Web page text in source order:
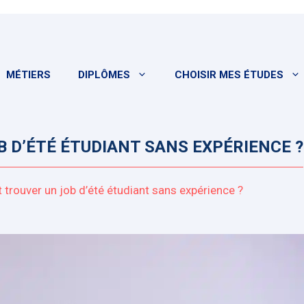
MÉTIERS DIPLÔMES CHOISIR MES ÉTUDES
ÉTUDIANT SANS EXPÉRIENCE ?
trouver un job d’été étudiant sans expérience ?